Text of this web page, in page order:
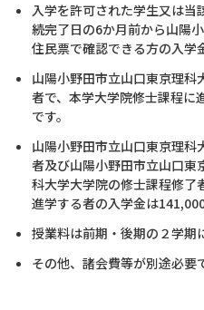
入学を許可された学生又は当
続完了日の6か月前から山陽
住民票で確認できる方の入学
山陽小野田市立山口東京理
者で、本学大学院修士課程に
です。
山陽小野田市立山口東京理
者及び山陽小野田市立山口東
科大学大学院の修士課程修了
進学する者の入学金は141,000
授業料は前期・後期の２学期
その他、諸会費等が別途必要